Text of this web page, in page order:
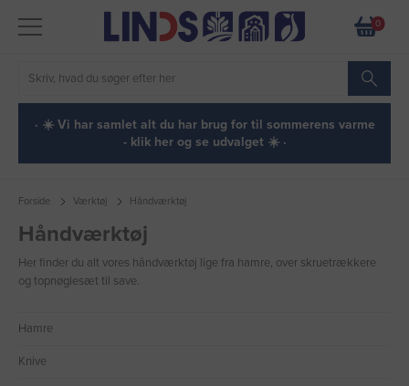
0
· ☀️ Vi har samlet alt du har brug for til sommerens varme
- klik her og se udvalget ☀️ ·
Forside Værktøj Håndværktøj
Håndværktøj
Her finder du alt vores håndværktøj lige fra hamre, over skruetrækkere
og topnøglesæt til save.
Hamre
Knive